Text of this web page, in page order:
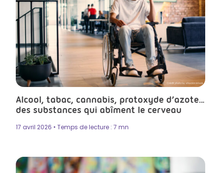
Crédit photo by .shock in Istock
Alcool, tabac, cannabis, protoxyde d’azote…
des substances qui abîment le cerveau
17 avril 2026 • Temps de lecture : 7 mn